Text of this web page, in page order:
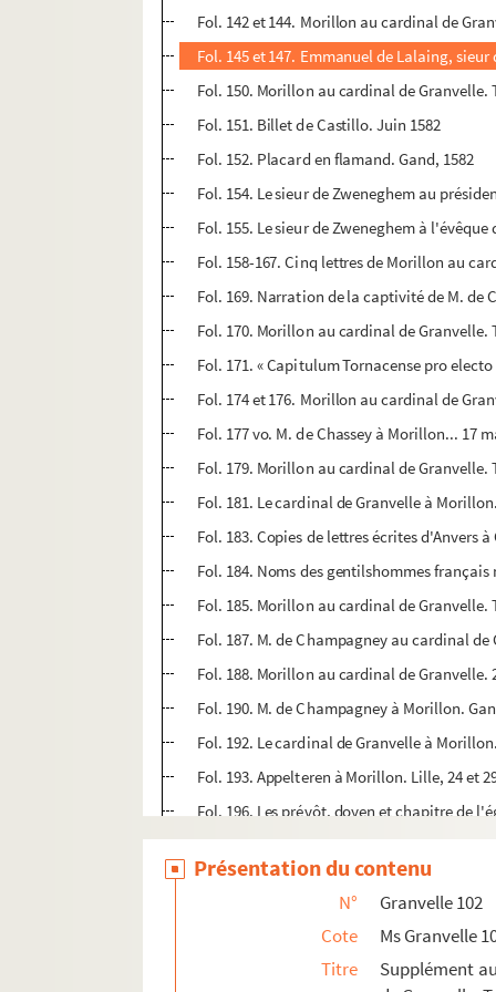
Fol. 142 et 144. Morillon au cardinal de
Fol. 145 et 147. Emmanuel de Lalaing,
Fol. 150. Morillon au cardinal de Granvelle.
Fol. 151. Billet de Castillo. Juin 1582
Fol. 152. Placard en flamand. Gand, 1582
Fol. 154. Le sieur de Zweneghem au
Fol. 155. Le sieur de Zweneghem à
Fol. 158-167. Cinq lettres de Morillon au
Fol. 169. Narration de la captivité de M. de
Fol. 170. Morillon au cardinal de Granvelle.
Fol. 171. « Capitulum Tornacense pro
Fol. 174 et 176. Morillon au cardinal de
Fol. 177 vo. M. de Chassey à Morillon... 17
Fol. 179. Morillon au cardinal de Granvelle.
Fol. 181. Le cardinal de Granvelle à
Fol. 183. Copies de lettres écrites d'Anvers
Fol. 184. Noms des gentilshommes français
Fol. 185. Morillon au cardinal de Granvelle.
Fol. 187. M. de Champagney au cardinal de
Fol. 188. Morillon au cardinal de Granvelle.
Fol. 190. M. de Champagney à Morillon.
Fol. 192. Le cardinal de Granvelle à
Fol. 193. Appelteren à Morillon. Lille, 24 et
Fol. 196. Les prévôt, doyen et chapitre de
Fol. 198. Morillon au cardinal de Granvelle.
Fol. 200-210. Sept lettres du cardinal de
Fol. 214. Morillon au cardinal de
Fol. 215. L'abbé de Sainte Gertrude à M.
Fol. 217. Requête de l'évêque de Tournai
Présentation du contenu
N°
Granvelle 102
Cote
Ms Granvelle
Titre
Supplément